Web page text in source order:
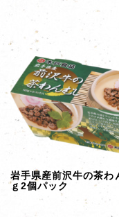
岩手県産前沢牛の茶わ
ｇ2個パック